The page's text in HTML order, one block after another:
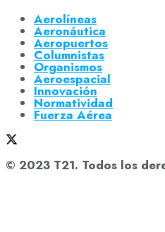
Aerolíneas
Aeronáutica
Aeropuertos
Columnistas
Organismos
Aeroespacial
Innovación
Normatividad
Fuerza Aérea
© 2023 T21. Todos los